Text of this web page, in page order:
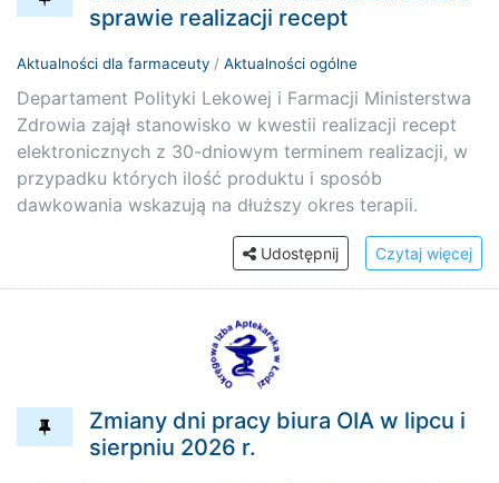
sprawie realizacji recept
Aktualności dla farmaceuty / Aktualności ogólne
Departament Polityki Lekowej i Farmacji Ministerstwa
Zdrowia zajął stanowisko w kwestii realizacji recept
elektronicznych z 30-dniowym terminem realizacji, w
przypadku których ilość produktu i sposób
dawkowania wskazują na dłuższy okres terapii.
Udostępnij Czytaj więcej
Zmiany dni pracy biura OIA w lipcu i
sierpniu 2026 r.